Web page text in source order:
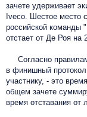
зачете удерживает
Iveco. Шестое место
российской
отстает от Де Роя на
Согласно правилам
в финишный протокол
участнику, - это
общем зачете
время отставания от